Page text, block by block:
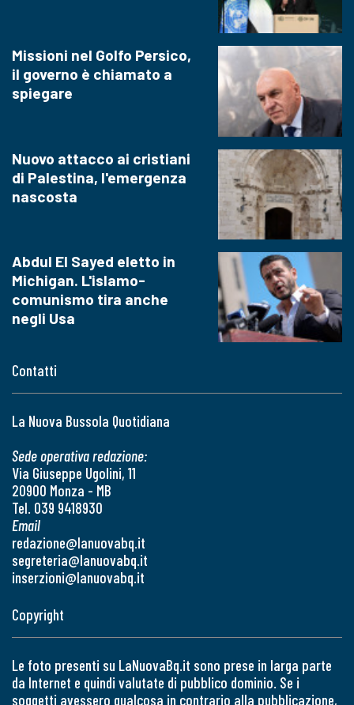
Contatti
La Nuova Bussola Quotidiana
Sede operativa redazione:
Via Giuseppe Ugolini, 11
20900 Monza - MB
Tel. 039 9418930
Email
redazione@lanuovabq.it
segreteria@lanuovabq.it
inserzioni@lanuovabq.it
Missioni nel Golfo Persico,
il governo è chiamato a
spiegare
Nuovo attacco ai cristiani
di Palestina, l'emergenza
nascosta
Abdul El Sayed eletto in
Michigan. L'islamo-
comunismo tira anche
negli Usa
Copyright
Le foto presenti su LaNuovaBq.it sono prese in larga parte
da Internet e quindi valutate di pubblico dominio. Se i
soggetti avessero qualcosa in contrario alla pubblicazione,